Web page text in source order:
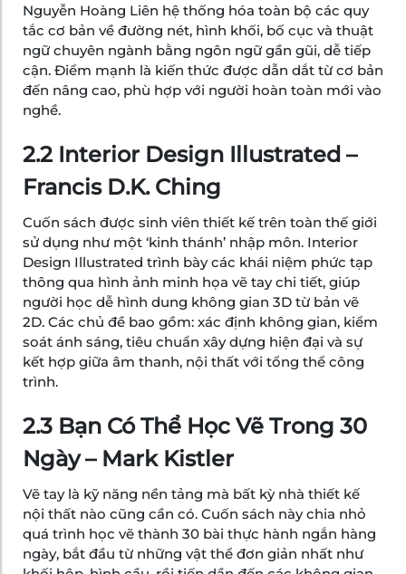
Nguyễn Hoàng Liên hệ thống hóa toàn bộ các quy
tắc cơ bản về đường nét, hình khối, bố cục và thuật
ngữ chuyên ngành bằng ngôn ngữ gần gũi, dễ tiếp
cận. Điểm mạnh là kiến thức được dẫn dắt từ cơ bản
đến nâng cao, phù hợp với người hoàn toàn mới vào
nghề.
2.2 Interior Design Illustrated –
Francis D.K. Ching
Cuốn sách được sinh viên thiết kế trên toàn thế giới
sử dụng như một ‘kinh thánh’ nhập môn. Interior
Design Illustrated trình bày các khái niệm phức tạp
thông qua hình ảnh minh họa vẽ tay chi tiết, giúp
người học dễ hình dung không gian 3D từ bản vẽ
2D. Các chủ đề bao gồm: xác định không gian, kiểm
soát ánh sáng, tiêu chuẩn xây dựng hiện đại và sự
kết hợp giữa âm thanh, nội thất với tổng thể công
trình.
2.3 Bạn Có Thể Học Vẽ Trong 30
Ngày – Mark Kistler
Vẽ tay là kỹ năng nền tảng mà bất kỳ nhà thiết kế
nội thất nào cũng cần có. Cuốn sách này chia nhỏ
quá trình học vẽ thành 30 bài thực hành ngắn hàng
ngày, bắt đầu từ những vật thể đơn giản nhất như